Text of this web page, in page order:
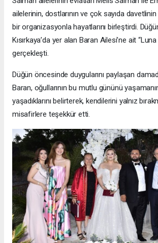
ailelerinin, dostlarının ve çok sayıda davetlinin
bir organizasyonla hayatlarını birleştirdi.
Kısırkaya’da yer alan Baran Ailesi’ne ait
gerçekleşti.
Düğün öncesinde duygularını paylaşan
Baran, oğullarının bu mutlu gününü
yaşadıklarını belirterek, kendilerini yalnız
misafirlere teşekkür etti.